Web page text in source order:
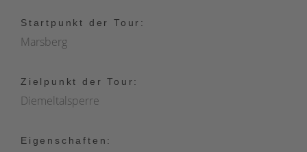
Startpunkt der Tour:
Marsberg
Zielpunkt der Tour:
Diemeltalsperre
Eigenschaften: